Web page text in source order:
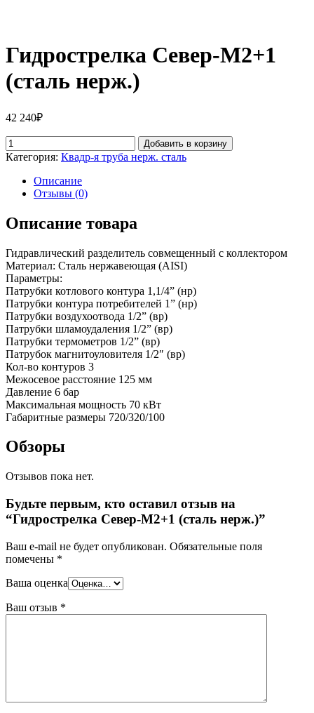
Гидрострелка Север-M2+1
(сталь нерж.)
42 240₽
Добавить в корзину
Категория: Квадр-я труба нерж. сталь
Описание
Отзывы (0)
Описание товара
Гидравлический разделитель совмещенный с коллектором
Материал: Сталь нержавеющая (AISI)
Параметры:
Патрубки котлового контура 1,1/4” (нр)
Патрубки контура потребителей 1” (нр)
Патрубки воздухоотвода 1/2” (вр)
Патрубки шламоудаления 1/2” (вр)
Патрубки термометров 1/2” (вр)
Патрубок магнитоуловителя 1/2″ (вр)
Кол-во контуров 3
Межосевое расстояние 125 мм
Давление 6 бар
Максимальная мощность 70 кВт
Габаритные размеры 720/320/100
Обзоры
Отзывов пока нет.
Будьте первым, кто оставил отзыв на
“Гидрострелка Север-M2+1 (сталь нерж.)”
Ваш e-mail не будет опубликован. Обязательные поля
помечены *
Ваша оценка
Ваш отзыв *